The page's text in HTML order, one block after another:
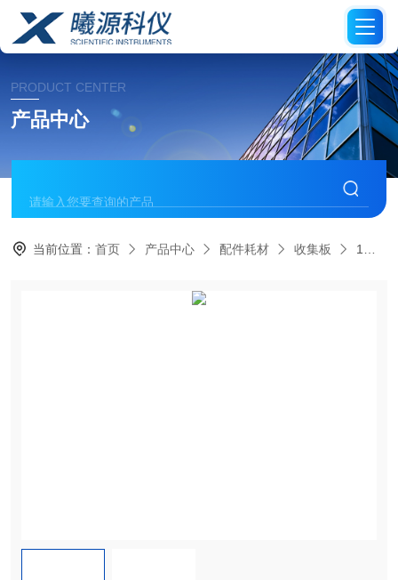
PRODUCT CENTER
产品中心
当前位置：首页 产品中心 配件耗材 收集板 1mL TrueTaper® 96孔收集板